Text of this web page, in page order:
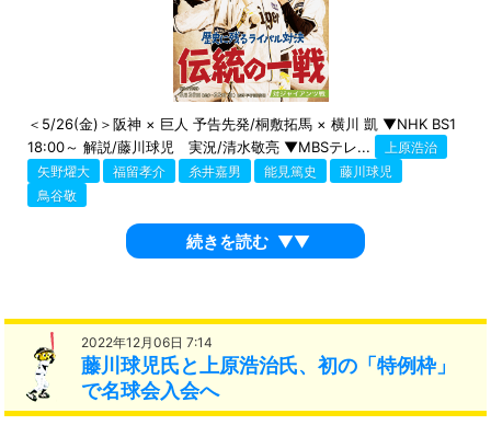
＜5/26(金)＞阪神 × 巨人 予告先発/桐敷拓馬 × 横川 凱 ▼NHK BS1
18:00～ 解説/藤川球児 実況/清水敬亮 ▼MBSテレ...
上原浩治
矢野燿大
福留孝介 糸井嘉男 能見篤史
藤川球児
鳥谷敬
続きを読む ▼▼
2022年12月06日 7:14
藤川球児氏と上原浩治氏、初の「特例枠」
で名球会入会へ